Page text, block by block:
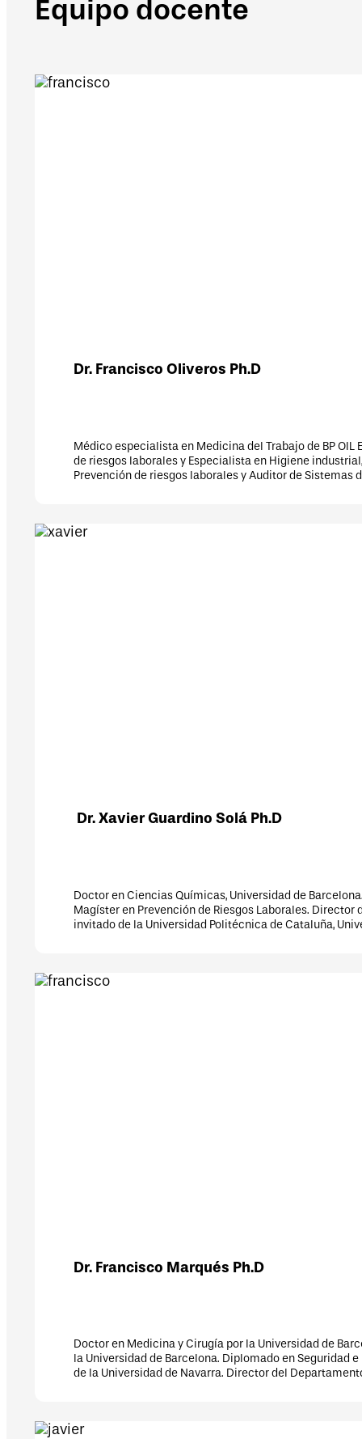
Equipo docente
Oliveros Ph.D
en Medicina del Trabajo de BP OIL ESPAÑA S.A.U.
y Especialista en Higiene industrial, asociado al de
de riesgos laborales y Auditor de Sistemas de gestión de PRL y de
Guardino Solá Ph.D
Químicas, Universidad de Barcelona. Ingeniero Químico,
Prevención de Riesgos Laborales. Director del Departamento de
la Universidad Politécnica de Cataluña, Universidad Ramón Llull,
Marqués Ph.D
y Cirugía por la Universidad de Barcelona. Maestría en
de Barcelona. Diplomado en Seguridad e Higiene Industrial.
de Navarra. Director del Departamento de Promoción de la